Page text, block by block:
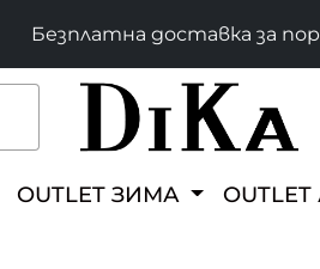
Безплатна доставка за
OUTLET ЗИМА